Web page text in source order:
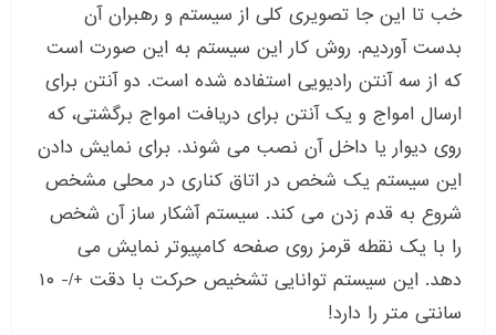
خب تا این جا تصویری کلی از سیستم و رهبران آن
بدست آوردیم. روش کار این سیستم به این صورت است
که از سه آنتن رادیویی استفاده شده است. دو آنتن برای
ارسال امواج و یک آنتن برای دریافت امواج برگشتی، که
روی دیوار یا داخل آن نصب می شوند. برای نمایش دادن
این سیستم یک شخص در اتاق کناری در محلی مشخص
شروع به قدم زدن می کند. سیستم آشکار ساز آن شخص
را با یک نقطه قرمز روی صفحه کامپیوتر نمایش می
دهد. این سیستم توانایی تشخیص حرکت با دقت +/- ۱۰
سانتی متر را دارد!